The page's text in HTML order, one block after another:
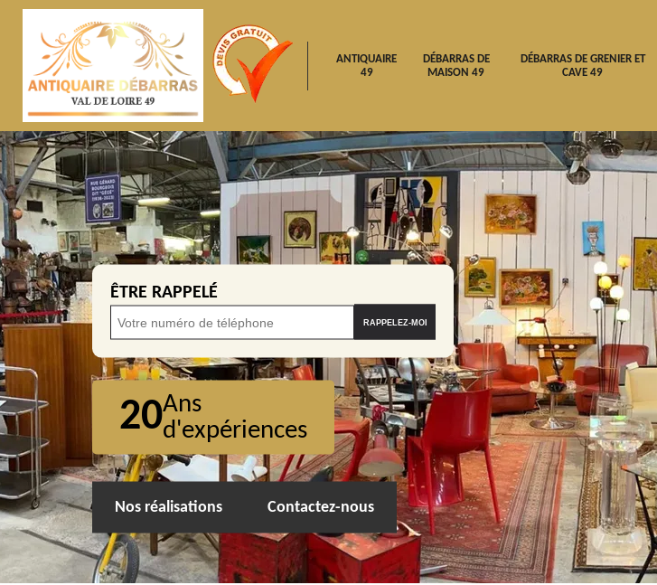
ANTIQUAIRE
49
DÉBARRAS DE
MAISON 49
DÉBARRAS DE GRENIER ET
CAVE 49
ÊTRE RAPPELÉ
20Ans
d'expériences
Nos réalisations Contactez-nous